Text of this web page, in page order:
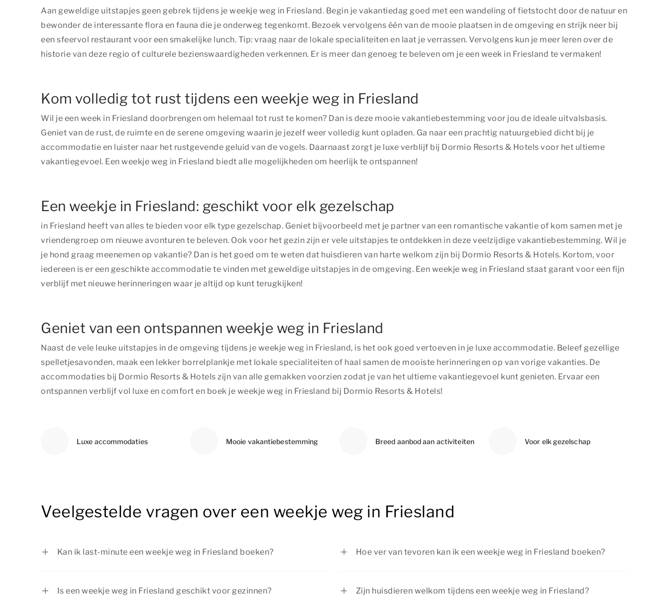
Aan geweldige uitstapjes geen gebrek tijdens je weekje weg in Friesland. Begin je vakantiedag goed met een wandeling of fietstocht door de natuur en
bewonder de interessante flora en fauna die je onderweg tegenkomt. Bezoek vervolgens één van de mooie plaatsen in de omgeving en strijk neer bij
een sfeervol restaurant voor een smakelijke lunch. Tip: vraag naar de lokale specialiteiten en laat je verrassen. Vervolgens kun je meer leren over de
historie van deze regio of culturele bezienswaardigheden verkennen. Er is meer dan genoeg te beleven om je een week in Friesland te vermaken!
Kom volledig tot rust tijdens een weekje weg in Friesland
Wil je een week in Friesland doorbrengen om helemaal tot rust te komen? Dan is deze mooie vakantiebestemming voor jou de ideale uitvalsbasis.
Geniet van de rust, de ruimte en de serene omgeving waarin je jezelf weer volledig kunt opladen. Ga naar een prachtig natuurgebied dicht bij je
accommodatie en luister naar het rustgevende geluid van de vogels. Daarnaast zorgt je luxe verblijf bij Dormio Resorts & Hotels voor het ultieme
vakantiegevoel. Een weekje weg in Friesland biedt alle mogelijkheden om heerlijk te ontspannen!
Een weekje in Friesland: geschikt voor elk gezelschap
in Friesland heeft van alles te bieden voor elk type gezelschap. Geniet bijvoorbeeld met je partner van een romantische vakantie of kom samen met je
vriendengroep om nieuwe avonturen te beleven. Ook voor het gezin zijn er vele uitstapjes te ontdekken in deze veelzijdige vakantiebestemming. Wil je
je hond graag meenemen op vakantie? Dan is het goed om te weten dat huisdieren van harte welkom zijn bij Dormio Resorts & Hotels. Kortom, voor
iedereen is er een geschikte accommodatie te vinden met geweldige uitstapjes in de omgeving. Een weekje weg in Friesland staat garant voor een fijn
verblijf met nieuwe herinneringen waar je altijd op kunt terugkijken!
Geniet van een ontspannen weekje weg in Friesland
Naast de vele leuke uitstapjes in de omgeving tijdens je weekje weg in Friesland, is het ook goed vertoeven in je luxe accommodatie. Beleef gezellige
spelletjesavonden, maak een lekker borrelplankje met lokale specialiteiten of haal samen de mooiste herinneringen op van vorige vakanties. De
accommodaties bij Dormio Resorts & Hotels zijn van alle gemakken voorzien zodat je van het ultieme vakantiegevoel kunt genieten. Ervaar een
ontspannen verblijf vol luxe en comfort en boek je weekje weg in Friesland bij Dormio Resorts & Hotels!
Luxe accommodaties Mooie vakantiebestemming Breed aanbod aan activiteiten Voor elk gezelschap
Veelgestelde vragen over een weekje weg in Friesland
Kan ik last-minute een weekje weg in Friesland boeken?
Hoe ver van tevoren kan ik een weekje weg in Friesland boeken?
Is een weekje weg in Friesland geschikt voor gezinnen? Zijn huisdieren welkom tijdens een weekje weg in Friesland?